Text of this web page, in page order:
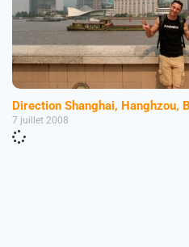
Direction Shanghai, Hanghzou,
7 juillet 2008